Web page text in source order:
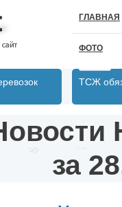
ГЛАВНАЯ
ФОТО
ТСЖ
за